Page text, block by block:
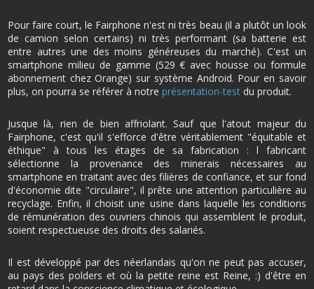
Pour faire court, le Fairphone n'est ni très beau (il a plutôt un look
de camion selon certains) ni très performant (sa batterie est
entre autres une des moins généreuses du marché). C'est un
smartphone milieu de gamme (529 € avec housse ou formule
abonnement chez Orange) sur système Android. Pour en savoir
plus, on pourra se référer à notre présentation-testdu produit.
Jusque là, rien de bien affriolant. Sauf que l'atout majeur du
Fairphone, c'est qu'il s'efforce d'être véritablement "équitable et
éthique" à tous les étages de sa fabrication : l fabricant
sélectionne la provenance des minerais nécessaires au
smartphone en traitant avec des filières de confiance, et sur fond
d'économie dite "circulaire", il prête une attention particulière au
recyclage. Enfin, il choisit une usine dans laquelle les conditions
de rémunération des ouvriers chinois qui assemblent le produit,
soient respectueuse des droits des salariés.
Il est développé par des néerlandais qu'on ne peut pas accuser,
au pays des polders et où la petite reine est Reine, :) d'être en